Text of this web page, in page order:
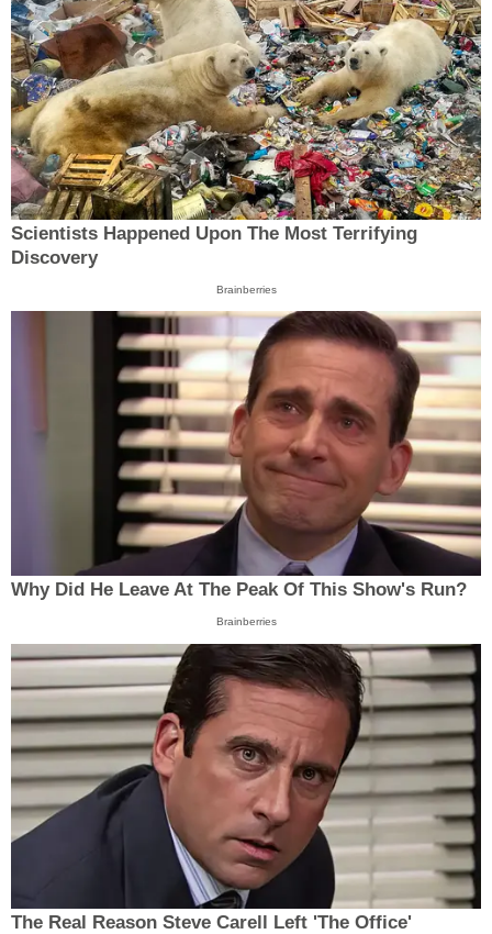
Scientists Happened Upon The Most Terrifying
Discovery
Brainberries
Why Did He Leave At The Peak Of This Show's Run?
Brainberries
The Real Reason Steve Carell Left 'The Office'